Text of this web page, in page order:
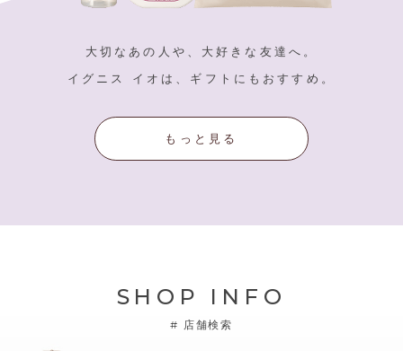
大切なあの人や、大好きな友達へ。
イグニス イオは、ギフトにもおすすめ。
もっと見る
SHOP INFO
# 店舗検索